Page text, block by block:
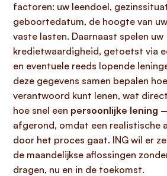
factoren: uw leendoel,
geboortedatum, de hoogte van
vaste lasten. Daarnaast spelen uw
kredietwaardigheid, getoetst via
en eventuele reeds lopende
deze gegevens samen bepalen
verantwoord kunt lenen, wat
hoe snel een persoonlijke lening
afgerond, omdat een realistische
door het proces gaat. ING wil er
de maandelijkse aflossingen
dragen, nu en in de toekomst.